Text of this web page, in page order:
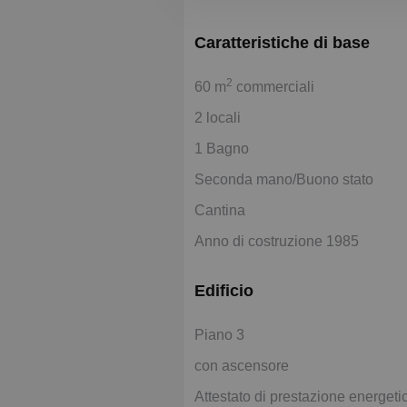
Caratteristiche di base
60 m2 commerciali
2 locali
1 Bagno
Seconda mano/Buono stato
Cantina
Anno di costruzione 1985
Edificio
Piano 3
con ascensore
Attestato di prestazione